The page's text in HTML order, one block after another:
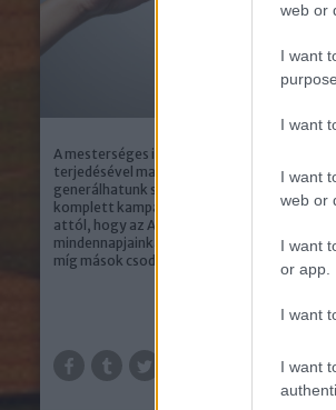
web or
I want
I want
I want
web or
I want
or app.
I want
I want
A mesterséges intelligencia robbanásszerű
terjedésével ma már pillanatok alatt
generálhatunk szövegeket, képeket vagy
komplett kampányanyagokat is. Sokan
attól, hogy az AI teljesen átalakítja a
mindennapjainkat és felülírja a szakmai
míg mások csodaszerként tekintenek rá.